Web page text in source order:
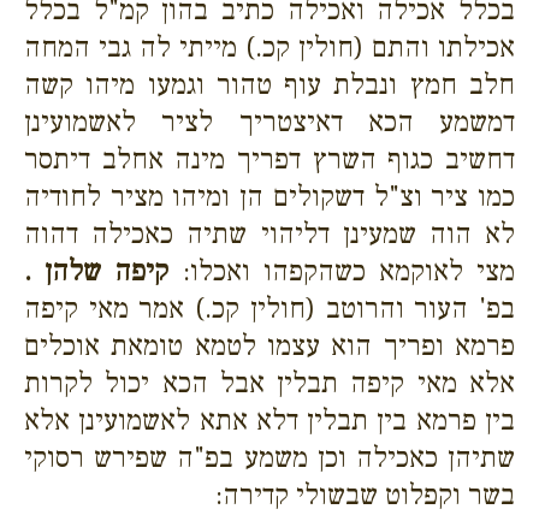
בכלל אכילה ואכילה כתיב בהון קמ"ל בכלל
אכילתו והתם (חולין קכ.) מייתי לה גבי המחה
חלב חמץ ונבלת עוף טהור וגמעו מיהו קשה
דמשמע הכא דאיצטריך לציר לאשמועינן
דחשיב כגוף השרץ דפריך מינה אחלב דיתסר
כמו ציר וצ"ל דשקולים הן ומיהו מציר לחודיה
לא הוה שמעינן דליהוי שתיה כאכילה דהוה
מצי לאוקמא כשהקפהו ואכלו: קיפה שלהן .
בפ' העור והרוטב (חולין קכ.) אמר מאי קיפה
פרמא ופריך הוא עצמו לטמא טומאת אוכלים
אלא מאי קיפה תבלין אבל הכא יכול לקרות
בין פרמא בין תבלין דלא אתא לאשמועינן אלא
שתיהן כאכילה וכן משמע בפ"ה שפירש רסוקי
בשר וקפלוט שבשולי קדירה: